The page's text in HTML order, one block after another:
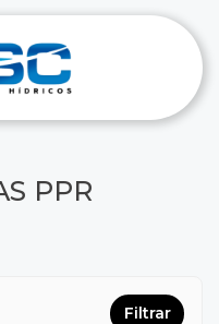
PPR
Filtrar